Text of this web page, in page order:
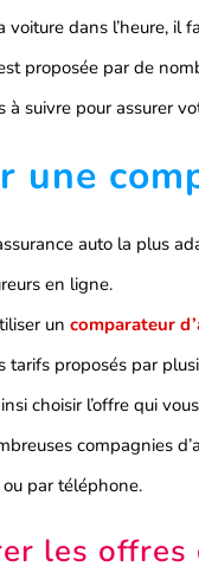
voiture dans l’heure, il
proposée par de
à suivre pour assurer
une
auto la plus
en ligne.
un comparateur
tarifs proposés par
choisir l’offre qui
compagnies
par téléphone.
les offres